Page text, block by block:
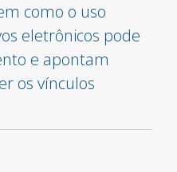
como o uso
eletrônicos pode
e apontam
os vínculos